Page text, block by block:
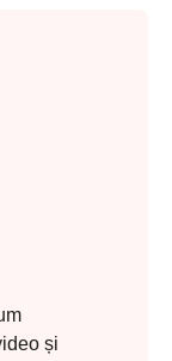
și